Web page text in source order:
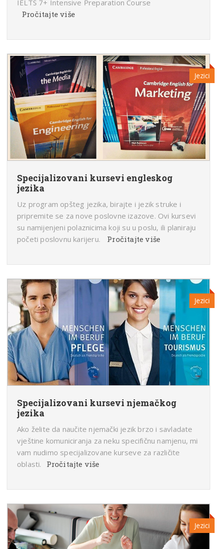
IELTS 7+ Intensive Preparation Course
Pročitajte više
Jezici
Specijalizovani kursevi engleskog
jezika
Uz program opšteg jezika, birajte i jezik struke i
pripremite se za nove poslovne izazove. Ovi kursevi
su namijenjeni polaznicima koji su u poslu, ili planiraju
početi poslovnu karijeru.
Pročitajte više
Jezici
Specijalizovani kursevi njemačkog
jezika
Ako želite da naučite njemački jezik brzo i savladate
vještine komuniciranja za neku specifičnu namjenu, mi
vam nudimo specijalizovane kurseve za različite
oblasti.
Pročitajte više
Jezici